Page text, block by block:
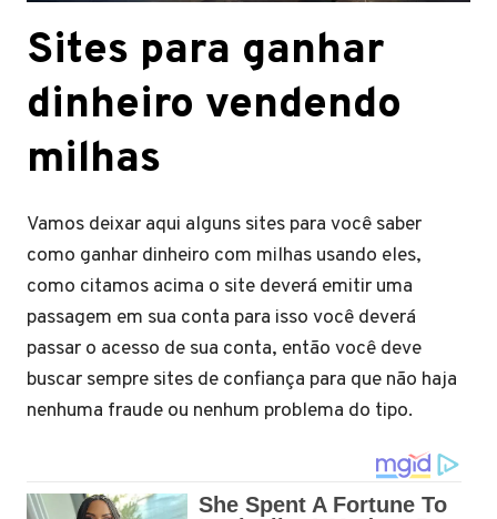
Sites para ganhar
dinheiro vendendo
milhas
Vamos deixar aqui alguns sites para você saber
como ganhar dinheiro com milhas usando eles,
como citamos acima o site deverá emitir uma
passagem em sua conta para isso você deverá
passar o acesso de sua conta, então você deve
buscar sempre sites de confiança para que não haja
nenhuma fraude ou nenhum problema do tipo.